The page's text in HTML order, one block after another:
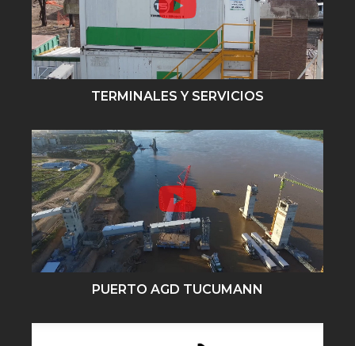
TERMINALES Y SERVICIOS
PUERTO AGD TUCUMANN